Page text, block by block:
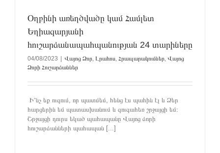
Օղբինի առեղծվածը կամ Համլետ
Եղիազարյանի
հուշարձանապահպանության 24 տարիները
04/08/2023 Վայոց Ձոր, Լրահոս, Հրապարակումներ, Վայոց
Ձորի Հուշարձաններ
Ի՞նչ եք ուզում, որ պատմեմ, հենց էս պահին էլ և Ձեր
հարցերին եմ պատասխանում և զուգահեռ շրջայցի եմ։
Շրջայցի դուրս եկած պահապանը Վայոց ձորի
հուշարձանների պահապան [...]